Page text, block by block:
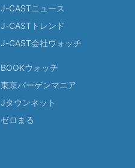
J-CASTニュース
J-CASTトレンド
J-CAST会社ウォッチ
BOOKウォッチ
東京バーゲンマニア
Jタウンネット
ゼロまる